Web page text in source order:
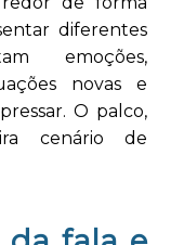
diferentes
emoções,
novas e
O palco,
cenário de